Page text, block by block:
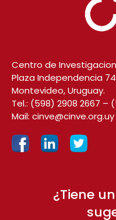
Centro de
Plaza Independencia
Montevideo, Uruguay.
Tel.: (598) 2908 2667 –
Mail: cinve@cinve.org.uy
¿Tiene